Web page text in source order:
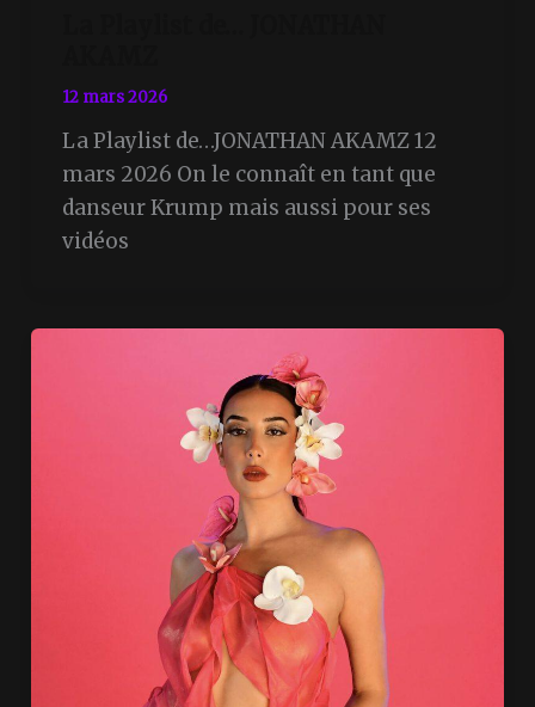
12 mars 2026
La Playlist de…JONATHAN AKAMZ 12
mars 2026 On le connaît en tant que
danseur Krump mais aussi pour ses
vidéos